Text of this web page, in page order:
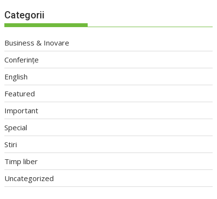
Categorii
Business & Inovare
Conferințe
English
Featured
Important
Special
Stiri
Timp liber
Uncategorized